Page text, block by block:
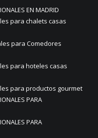
EN MADRID
para chalets casas
para Comedores
para hoteles casas
para productos gourmet
PARA
PARA